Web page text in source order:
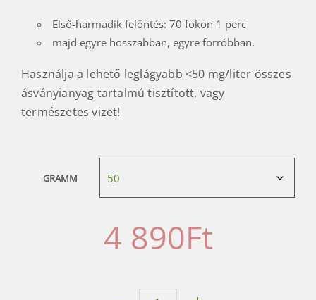
Első-harmadik felöntés: 70 fokon 1 perc
majd egyre hosszabban, egyre forróbban.
Használja a lehető leglágyabb <50 mg/liter összes
ásványianyag tartalmú tisztított, vagy
természetes vizet!
GRAMM
4 890Ft